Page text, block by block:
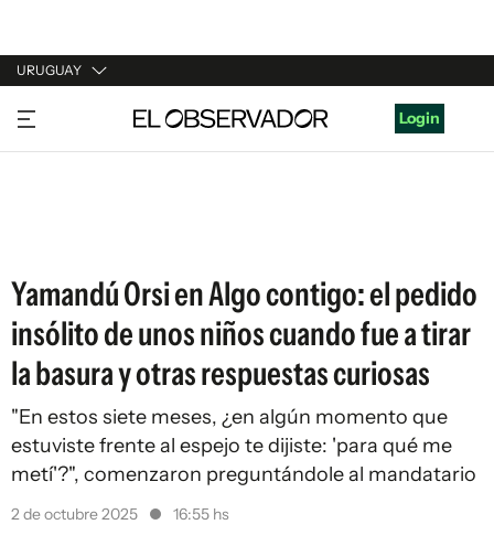
URUGUAY
URUGUAY
ARGENTINA
Login
Yamandú Orsi en Algo contigo: el pedido
insólito de unos niños cuando fue a tirar
la basura y otras respuestas curiosas
"En estos siete meses, ¿en algún momento que
estuviste frente al espejo te dijiste: 'para qué me
metí'?", comenzaron preguntándole al mandatario
2 de octubre 2025 16:55 hs